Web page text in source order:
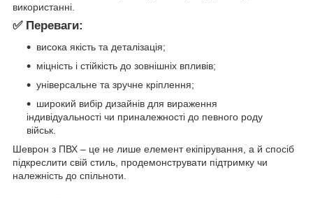
використанні.
✅ Переваги:
висока якість та деталізація;
міцність і стійкість до зовнішніх впливів;
універсальне та зручне кріплення;
широкий вибір дизайнів для вираження
індивідуальності чи приналежності до певного роду
військ.
Шеврон з ПВХ – це не лише елемент екіпірування, а й спосіб
підкреслити свій стиль, продемонструвати підтримку чи
належність до спільноти.